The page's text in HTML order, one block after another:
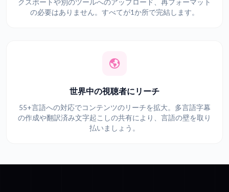
クスポートや別のツールへのアップロード、再フォーマット
の必要はありません。すべてが1か所で完結します。
世界中の視聴者にリーチ
55+言語への対応でコンテンツのリーチを拡大。多言語字幕
の作成や翻訳済み文字起こしの共有により、言語の壁を取り
払いましょう。